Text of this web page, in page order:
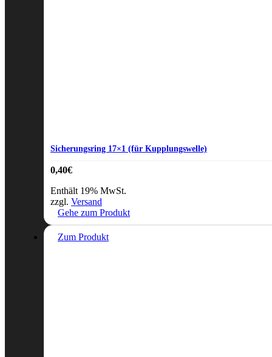
Sicherungsring 17×1 (für Kupplungswelle)
0,40€
Enthält 19% MwSt.
zzgl. Versand
Gehe zum Produkt
Zum Produkt